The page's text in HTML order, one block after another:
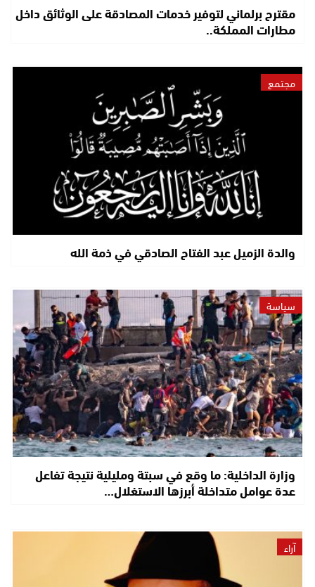
مقترح برلماني لتوفير خدمات المصادقة على الوثائق داخل
مطارات المملكة..
مجتمع
والدة الزميل عبد الفتاح الصادقي في ذمة الله
سياسة
وزارة الداخلية: ما وقع في سبتة ومليلية نتيجة تفاعل
عدة عوامل متداخلة أبرزها الاستغلال…
آراء